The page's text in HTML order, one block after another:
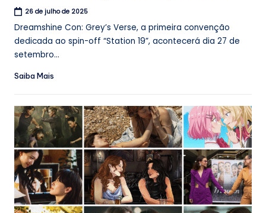
26 de julho de 2025
Dreamshine Con: Grey’s Verse, a primeira convenção
dedicada ao spin-off “Station 19”, acontecerá dia 27 de
setembro...
Saiba Mais